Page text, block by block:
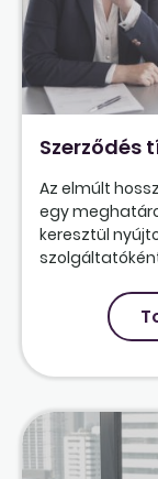
Szerződés
Az elmúlt
egy
keresztül